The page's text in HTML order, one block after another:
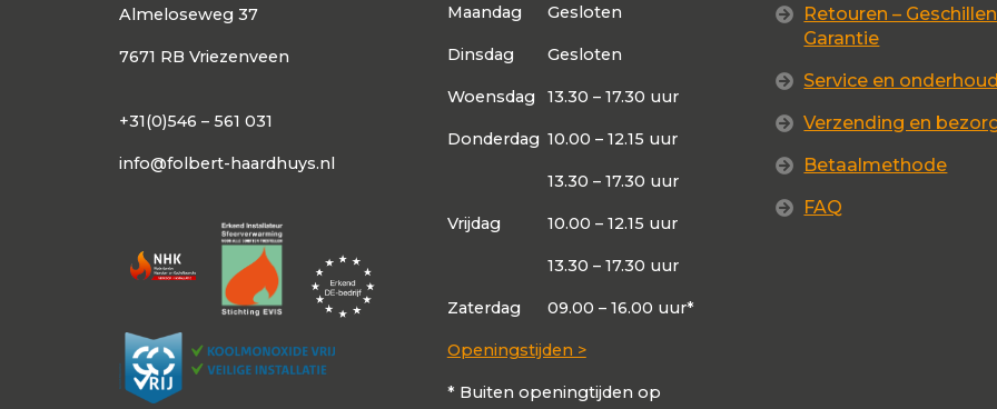
Almeloseweg 37
7671 RB Vriezenveen
+31(0)546 – 561 031
info@folbert-haardhuys.nl
Maandag Gesloten
Dinsdag Gesloten
Woensdag 13.30 – 17.30 uur
Donderdag 10.00 – 12.15 uur
13.30 – 17.30 uur
Vrijdag 10.00 – 12.15 uur
13.30 – 17.30 uur
Zaterdag 09.00 – 16.00 uur*
Openingstijden >
* Buiten openingtijden op
Retouren –
Garantie
Service en
Verzending en
Betaalmethode
FAQ